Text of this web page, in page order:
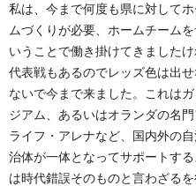
私は、今まで何度も県に対して
ムづくりが必要、ホームチーム
いうことで働き掛けてきました
代表戦もあるのでレッズ色は出
ないで今まで来ました。これは
ジアム、あるいはオランダの名
ライフ・アレナなど、国内外の
治体が一体となってサポートす
は時代錯誤そのものと言わざるを